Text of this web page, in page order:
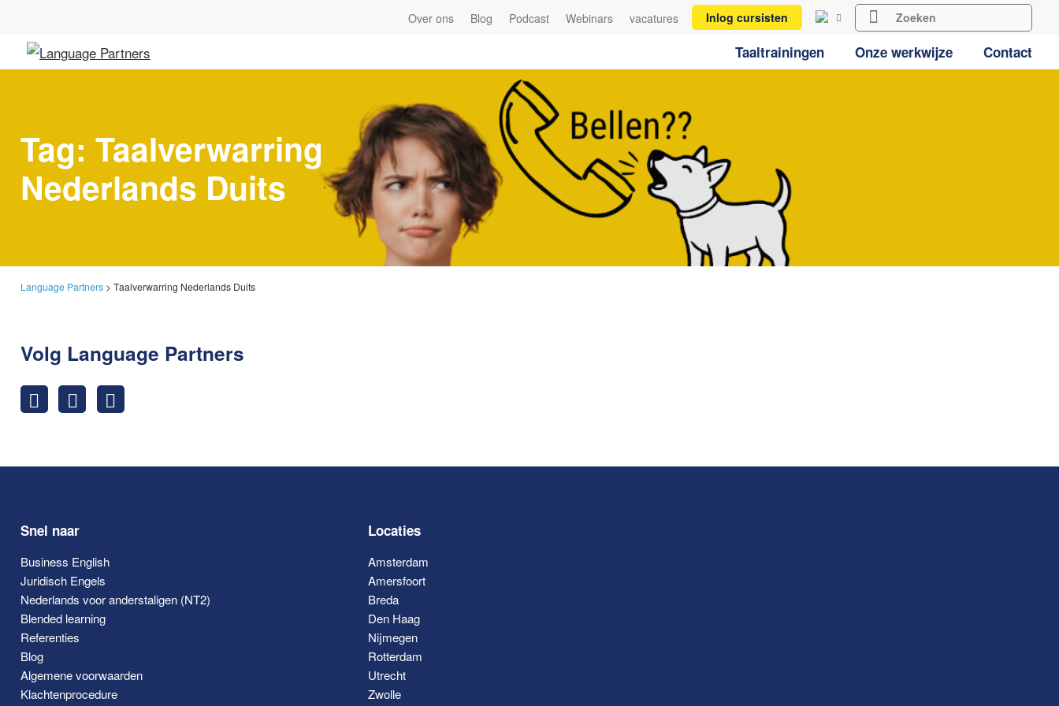
Over ons Blog Podcast Webinars vacatures Inlog cursisten
Taaltrainingen Onze werkwijze Contact
Tag: Taalverwarring
Nederlands Duits
Language Partners> Taalverwarring Nederlands Duits
Volg Language Partners
Snel naar
Business English
Juridisch Engels
Nederlands voor anderstaligen (NT2)
Blended learning
Referenties
Blog
Algemene voorwaarden
Klachtenprocedure
Locaties
Amsterdam
Amersfoort
Breda
Den Haag
Nijmegen
Rotterdam
Utrecht
Zwolle